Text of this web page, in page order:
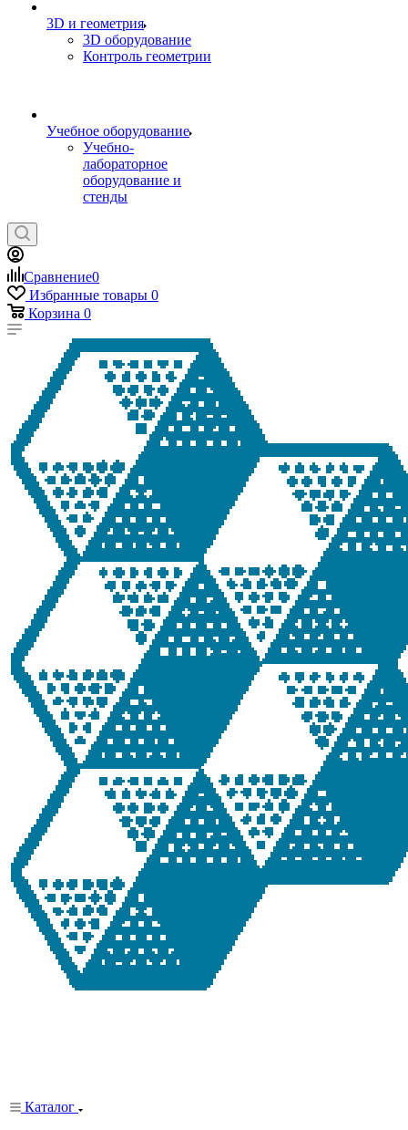
3D и геометрия
3D оборудование
Контроль геометрии
Учебное оборудование
Учебно-
лабораторное
оборудование и
стенды
Сравнение0
Избранные товары 0
Корзина 0
Каталог